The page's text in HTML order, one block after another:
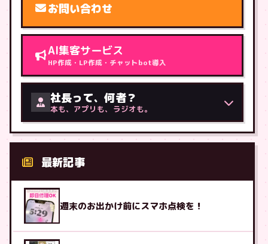
お問い合わせ
AI集客サービス
HP作成・LP作成・チャットbot導入
社長って、何者？
本も、アプリも、ラジオも。
最新記事
週末のお出かけ前にスマホ点検を！